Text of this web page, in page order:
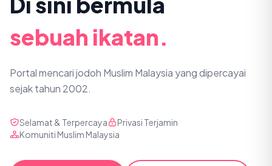
sebuah ikatan.
Portal mencari jodoh Muslim Malaysia yang dipercayai
sejak tahun 2002.
Selamat & Terpercaya
Privasi Terjamin
Komuniti Muslim Malaysia